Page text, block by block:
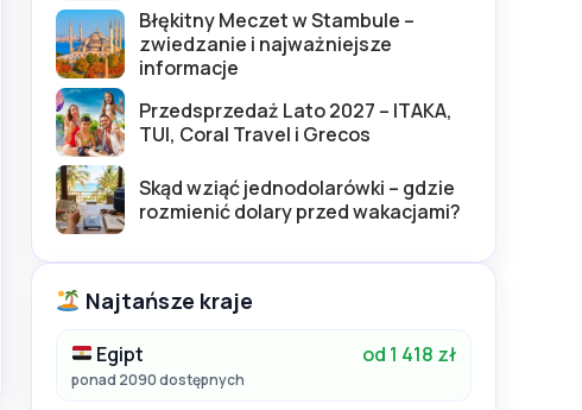
Błękitny Meczet w Stambule –
zwiedzanie i najważniejsze
informacje
Przedsprzedaż Lato 2027 – ITAKA,
TUI, Coral Travel i Grecos
Skąd wziąć jednodolarówki – gdzie
rozmienić dolary przed wakacjami?
Najtańsze kraje
Egipt od 1 418 zł
ponad 2090 dostępnych